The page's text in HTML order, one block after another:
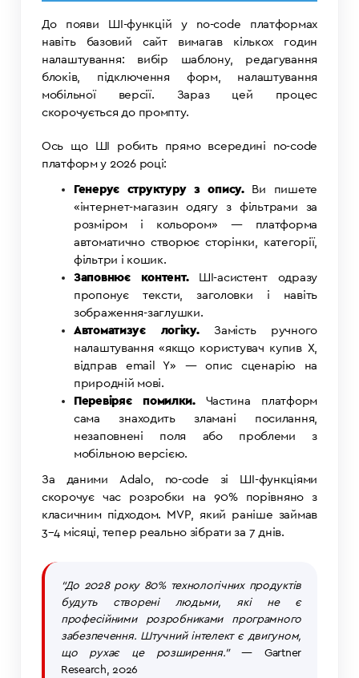
До появи ШІ-функцій у no-code платформах
навіть базовий сайт вимагав кількох годин
налаштування: вибір шаблону, редагування
блоків, підключення форм, налаштування
мобільної версії. Зараз цей процес
скорочується до промпту.
Ось що ШІ робить прямо всередині no-code
платформ у 2026 році:
Генерує структуру з опису.Ви пишете
«інтернет-магазин одягу з фільтрами за
розміром і кольором» — платформа
автоматично створює сторінки, категорії,
фільтри і кошик.
Заповнює контент.ШІ-асистент одразу
пропонує тексти, заголовки і навіть
зображення-заглушки.
Автоматизує логіку.Замість ручного
налаштування «якщо користувач купив X,
відправ email Y» — опис сценарію на
природній мові.
Перевіряє помилки.Частина платформ
сама знаходить зламані посилання,
незаповнені поля або проблеми з
мобільною версією.
За даними Adalo, no-code зі ШІ-функціями
скорочує час розробки на 90% порівняно з
класичним підходом. MVP, який раніше займав
3–4 місяці, тепер реально зібрати за 7 днів.
“До 2028 року 80% технологічних продуктів
будуть створені людьми, які не є
професійними розробниками програмного
забезпечення. Штучний інтелект є двигуном,
що рухає це розширення.”— Gartner
Research, 2026